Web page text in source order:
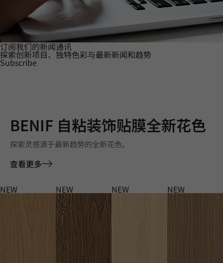
订阅我们的新闻通讯
探索创新项目、独特色彩与最新新闻和趋势
Subscribe
BENIF 自粘装饰贴膜全新花色
探索灵感源于最新趋势的全新花色。
查看更多
NEW NEW NEW NEW